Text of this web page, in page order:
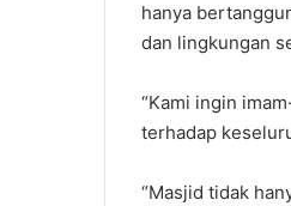
hanya
dan lingkungan
“Kami ingin
terhadap
“Masjid tidak